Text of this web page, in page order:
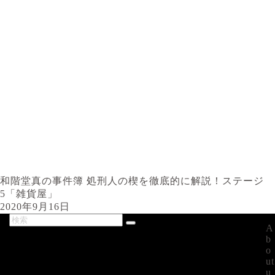
和階堂真の事件簿 処刑人の楔を徹底的に解説！ステージ
5「雑貨屋」
2020年9月16日
A
b
o
ut
u